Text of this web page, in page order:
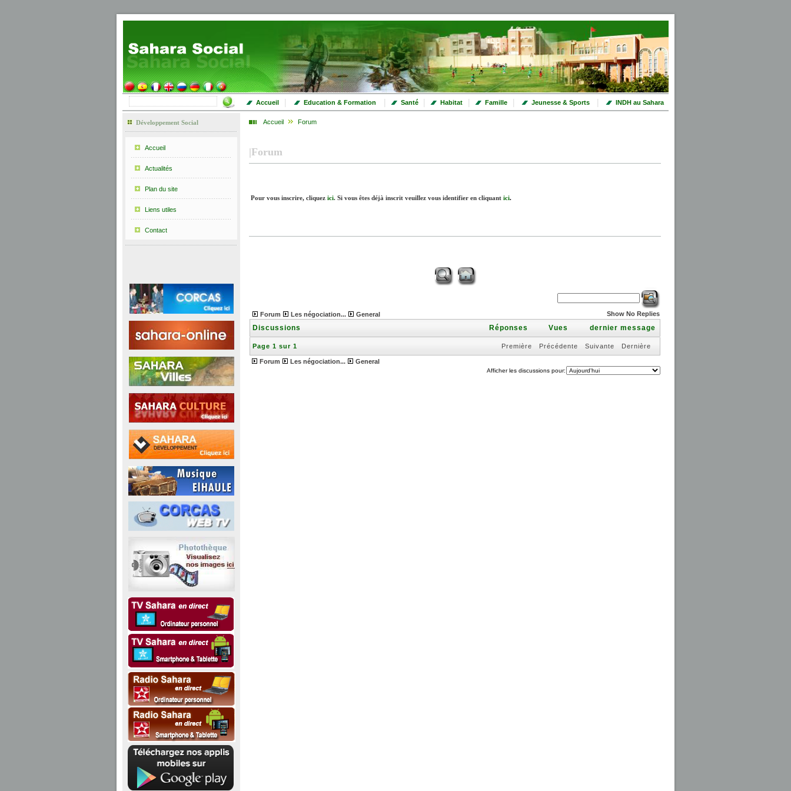
Accueil | Education & Formation | Santé | Habitat | Famille | Jeunesse & Sports | INDH au Sahara
Développement Social
Accueil
Actualités
Plan du site
Liens utiles
Contact
Accueil Forum
|Forum
Pour vous inscrire, cliquez ici. Si vous êtes déjà inscrit veuillez vous identifier en cliquant ici.
Forum Les négociation... General Show No Replies
Discussions Réponses Vues dernier message
Page 1 sur 1 Première Précédente Suivante Dernière
Forum Les négociation... General
Afficher les discussions pour: